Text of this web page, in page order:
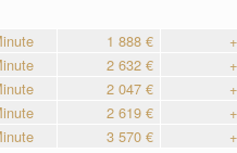
1 888 €
2 632 €
2 047 €
2 619 €
3 570 €